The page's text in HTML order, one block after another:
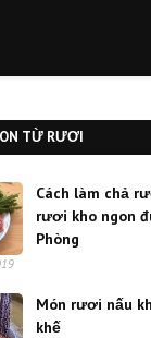
TỪ RƯƠI
Cách làm chả
rươi kho ngon
Phòng
Món rươi nấu
khế